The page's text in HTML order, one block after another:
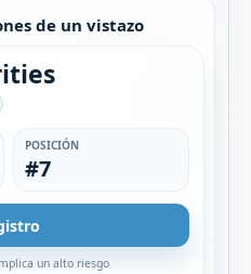
de un vistazo
POSICIÓN
#7
un alto riesgo